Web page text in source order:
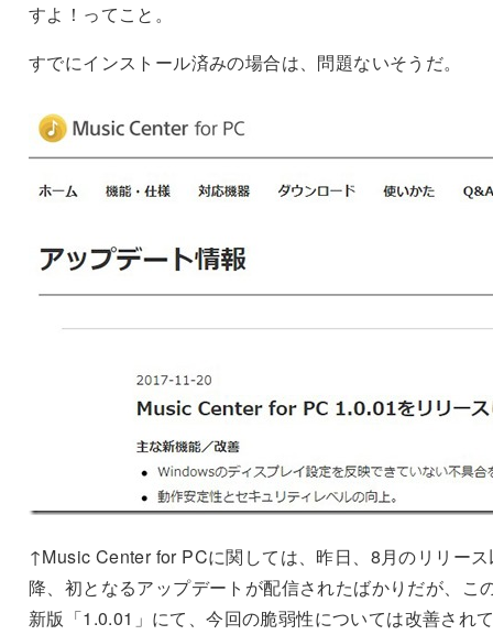
すよ！ってこと。
すでにインストール済みの場合は、問題ないそうだ。
↑Music Center for PCに関しては、昨日、8月のリリー
降、初となるアップデートが配信されたばかりだが、こ
新版「1.0.01」にて、今回の脆弱性については改善され